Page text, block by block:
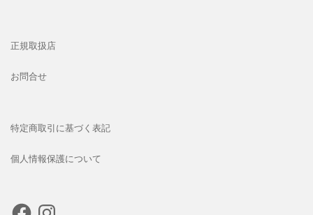
正規取扱店
お問合せ
特定商取引に基づく表記
個人情報保護について
FacebookInstagram